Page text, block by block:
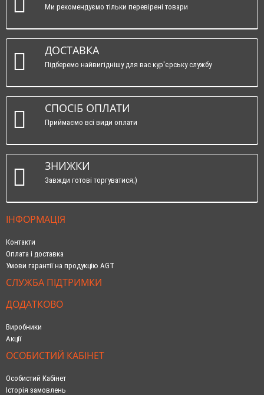
Ми рекомендуємо тільки перевірені товари
ДОСТАВКА
Підберемо найвигіднішу для вас кур'єрську службу
СПОСІБ ОПЛАТИ
Приймаємо всі види оплати
ЗНИЖКИ
Завжди готові торгуватися;)
ІНФОРМАЦІЯ
Контакти
Оплата і доставка
Умови гарантії на продукцію AGT
СЛУЖБА ПІДТРИМКИ
ДОДАТКОВО
Виробники
Акції
ОСОБИСТИЙ КАБІНЕТ
Особистий Кабінет
Історія замовлень